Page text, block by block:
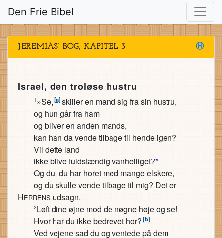
Den Frie Bibel
JEREMIAS’ BOG, KAPITEL 3 Ⓗ
Israel, den troløse hustru
1 »Se,[a]skiller en mand sig fra sin hustru,
og hun går fra ham
og bliver en anden mands,
kan han da vende tilbage til hende igen?
Vil dette land
ikke blive fuldstændig vanhelliget?*
Og du, du har horet med mange elskere,
og du skulle vende tilbage til mig? Det er
HERRENS udsagn.
2Løft dine øjne mod de nøgne høje og se!
Hvor har du ikke bedrevet hor?[b]
Ved vejene sad du og ventede på dem